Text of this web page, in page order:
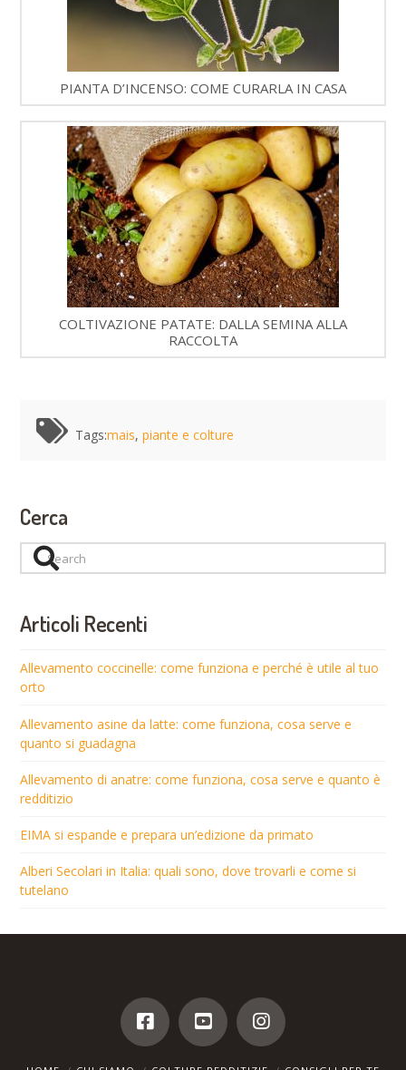
PIANTA D’INCENSO: COME CURARLA IN CASA
COLTIVAZIONE PATATE: DALLA SEMINA ALLA
RACCOLTA
Tags:mais,piante e colture
Cerca
Search
Articoli Recenti
Allevamento coccinelle: come funziona e perché è utile al tuo
orto
Allevamento asine da latte: come funziona, cosa serve e
quanto si guadagna
Allevamento di anatre: come funziona, cosa serve e quanto è
redditizio
EIMA si espande e prepara un’edizione da primato
Alberi Secolari in Italia: quali sono, dove trovarli e come si
tutelano